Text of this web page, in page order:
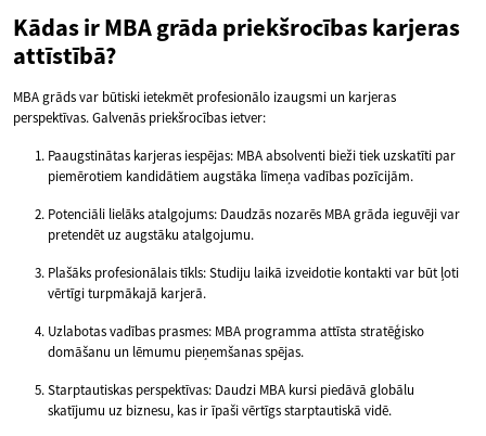
Kādas ir MBA grāda priekšrocības karjeras
attīstībā?
MBA grāds var būtiski ietekmēt profesionālo izaugsmi un karjeras
perspektīvas. Galvenās priekšrocības ietver:
Paaugstinātas karjeras iespējas: MBA absolventi bieži tiek uzskatīti par
piemērotiem kandidātiem augstāka līmeņa vadības pozīcijām.
Potenciāli lielāks atalgojums: Daudzās nozarēs MBA grāda ieguvēji var
pretendēt uz augstāku atalgojumu.
Plašāks profesionālais tīkls: Studiju laikā izveidotie kontakti var būt ļoti
vērtīgi turpmākajā karjerā.
Uzlabotas vadības prasmes: MBA programma attīsta stratēģisko
domāšanu un lēmumu pieņemšanas spējas.
Starptautiskas perspektīvas: Daudzi MBA kursi piedāvā globālu
skatījumu uz biznesu, kas ir īpaši vērtīgs starptautiskā vidē.